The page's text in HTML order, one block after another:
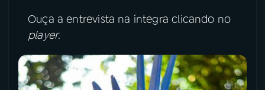
Ouça a entrevista na íntegra clicando no
player.